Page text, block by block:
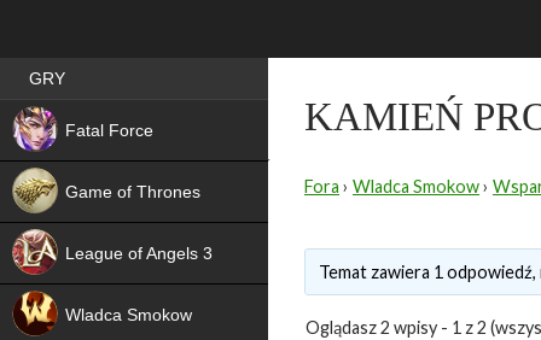
KAMIEŃ
Fora › Wladca Smokow›
Temat zawiera 1
Oglądasz 2 wpisy - 1 z 2
Best RPG games in Poland
GRY
Fatal Force
Game of Thrones
League of Angels 3
Wladca Smokow